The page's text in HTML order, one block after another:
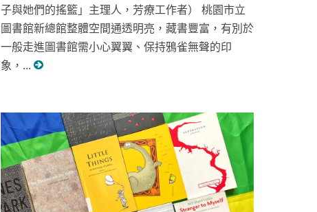
子與她們的搖籃」主理人，芳療工作者） 桃園市立
圖書館新總館整體空間通透明亮，藏書豐富，有別於
一般走進圖書館需小心翼翼、保持鴉雀無聲的印
象，...